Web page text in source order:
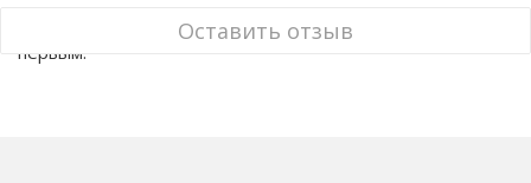
Оставить отзыв
У этого товара нет ни одного отзыва. Вы можете стать
первым.